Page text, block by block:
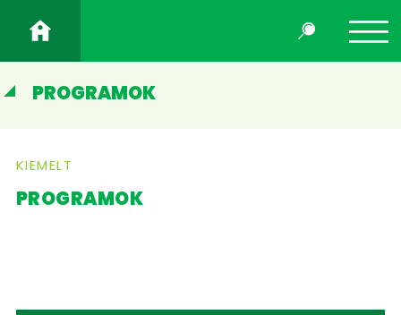
PROGRAMOK
KIEMELT
PROGRAMOK